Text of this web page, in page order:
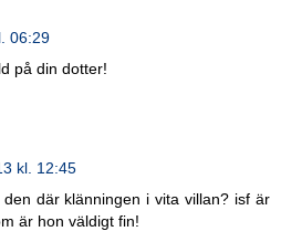
06:29
på din dotter!
kl. 12:45
där klänningen i vita villan? isf är
är hon väldigt fin!